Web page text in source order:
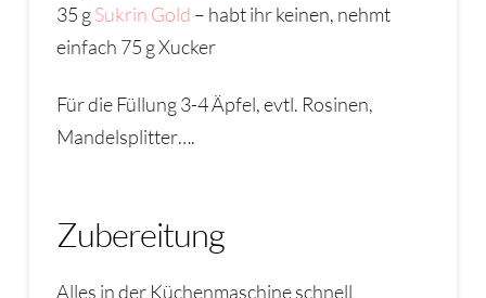
35 gSukrin Gold – habt ihr keinen, nehmt
einfach 75 g Xucker
Für die Füllung 3-4 Äpfel, evtl. Rosinen,
Mandelsplitter….
Zubereitung
Alles in der Küchenmaschine schnell